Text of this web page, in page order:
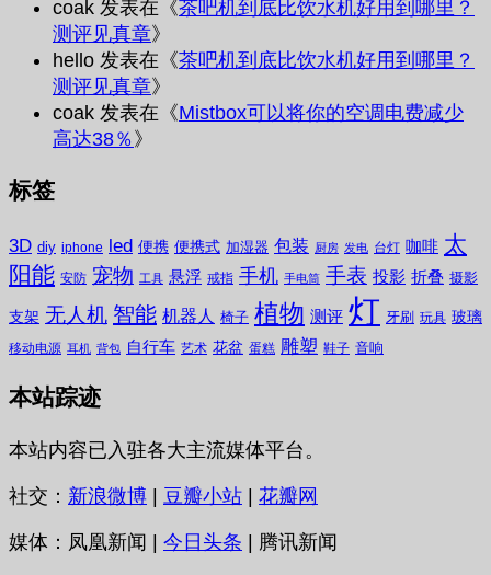
coak 发表在《茶吧机到底比饮水机好用到哪里？
测评见真章》
hello 发表在《茶吧机到底比饮水机好用到哪里？
测评见真章》
coak 发表在《Mistbox可以将你的空调电费减少
高达38％ 》
标签
3D diy iphone led 便携 便携式 加湿器 包装 厨房 发电 台灯 咖啡 太
阳能 安防 宠物 工具 悬浮 戒指 手机 手电筒 手表 投影 折叠 摄影
支架 无人机 智能 机器人 椅子 植物 测评 灯 牙刷 玩具 玻璃
移动电源 耳机 背包 自行车 艺术 花盆 蛋糕 雕塑 鞋子 音响
本站踪迹
本站内容已入驻各大主流媒体平台。
社交： 新浪微博 | 豆瓣小站 | 花瓣网
媒体：凤凰新闻 | 今日头条 | 腾讯新闻